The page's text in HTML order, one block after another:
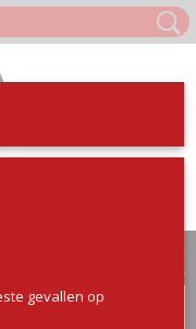
gevallen op